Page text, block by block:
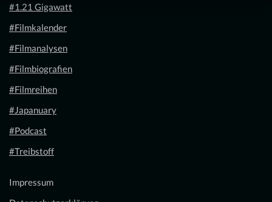
#1.21 Gigawatt
#Filmkalender
#Filmanalysen
#Filmbiografien
#Filmreihen
#Japanuary
#Podcast
#Treibstoff
Impressum